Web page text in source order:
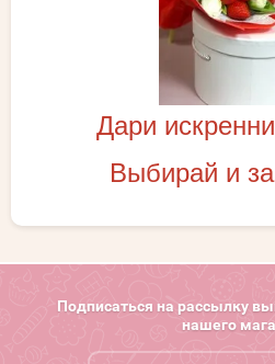
Дари
Выбирай и
Подписаться на рассылку
нашего